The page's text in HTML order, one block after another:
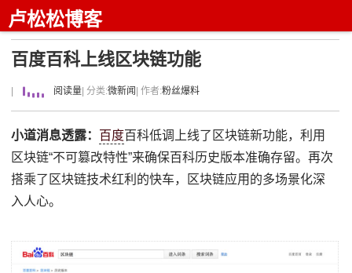
卢松松博客
百度百科上线区块链功能
阅读量 | 分类:微新闻 | 作者:粉丝爆料
小道消息透露： 百度百科低调上线了区块链新功能，利用
区块链“不可篡改特性”来确保百科历史版本准确存留。再次
搭乘了区块链技术红利的快车，区块链应用的多场景化深
入人心。